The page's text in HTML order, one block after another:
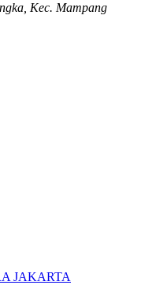
Kec. Mampang
JAKARTA